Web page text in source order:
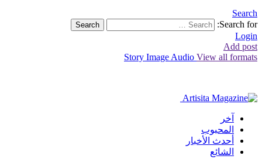
Search
Search for:
Search
Login
Add post
Story Image Audio View all formats
آخر
المحبوب
أحدث الأخبار
الشائع